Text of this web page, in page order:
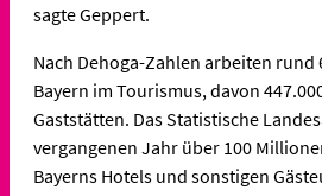
sagte Geppert.
Nach Dehoga-Zahlen arbeiten rund
Bayern im Tourismus, davon
Gaststätten. Das Statistische
vergangenen Jahr über 100
Bayerns Hotels und sonstigen